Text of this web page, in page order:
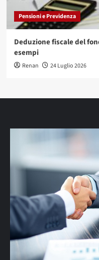
Pensioni e Previdenza
Deduzione fiscale del
esempi
Renan 24 Luglio 2026